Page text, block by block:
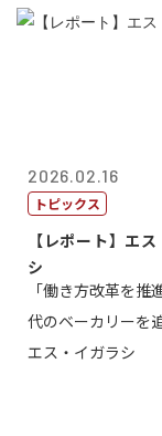
2026.02.16
トピックス
【レポート】エ
シ
「働き方改革を推
代のベーカリーを
エス・イガラシ